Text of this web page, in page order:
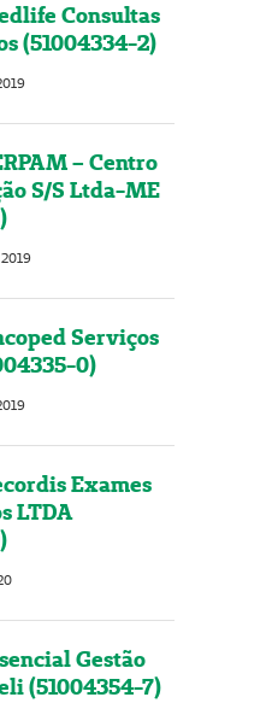
Consultas
(51004334-2)
– Centro
S/S Ltda-ME
Serviços
0)
Exames
LTDA
Gestão
(51004354-7)